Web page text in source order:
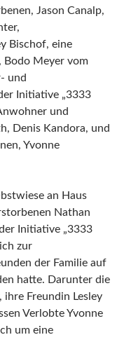
Jason Canalp,
Bischof, eine
Bodo Meyer vom
und
Initiative „3333
und
Denis Kandora, und
Yvonne
an Haus
Nathan
Initiative „3333
zur
der Familie auf
hatte. Darunter die
Freundin Lesley
Verlobte Yvonne
um eine